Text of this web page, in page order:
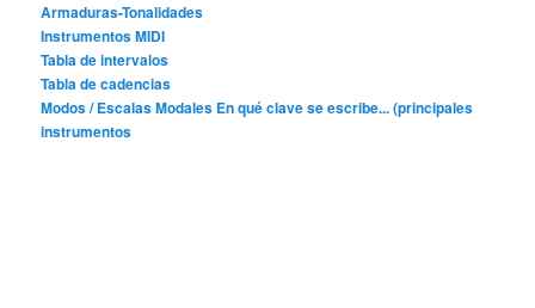
Armaduras-Tonalidades
Instrumentos MIDI
Tabla de intervalos
Tabla de cadencias
Modos / Escalas Modales En qué clave se escribe... (principales
instrumentos